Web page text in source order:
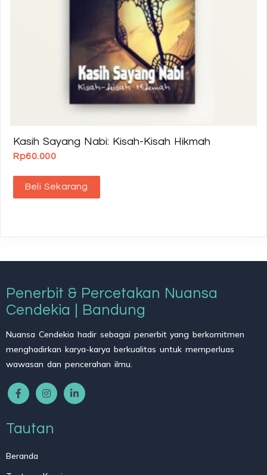
Kasih Sayang Nabi: Kisah-Kisah Hikmah
Rp60.000
Beli Sekarang
Penerbit & Percetakan Nuansa
Cendekia | Bandung
Nuansa Cendekia hadir sebagai penerbit yang berkomitmen
menghadirkan karya-karya berkualitas untuk memperluas
wawasan dan pencerahan ilmu.
Tautan
Beranda